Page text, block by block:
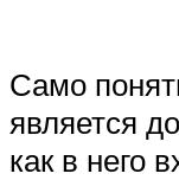
Само
является
как в него